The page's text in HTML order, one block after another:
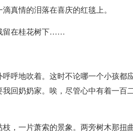
真情的泪落在喜庆的红毯上。
留在桂花树下……
呼地吹着。这时不论哪一个小孩都
回奶奶家。唉，尽管心中有着一百
，一片萧索的景象。两旁树木那扭